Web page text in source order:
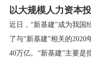
将稳就业保民生放在了
首位。今
要支点：“六稳”与“六保”
稳”与“六保”。“六稳”，
资、稳投资、稳预期。在
做好“六稳”工作。2018年
以大规模人力资本
近日，“新基建”成为我国
了与“新基建”相关的
40万亿。“新基建”主要是